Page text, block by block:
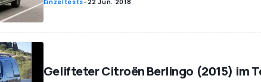
Einzeltests- 22 Jun. 2018
Gelifteter Citroën Berlingo (2015) im